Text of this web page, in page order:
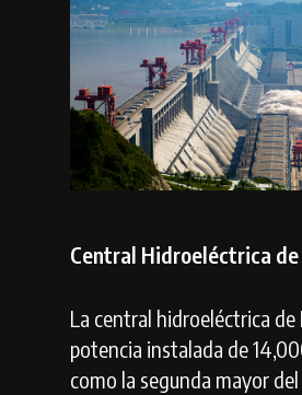
Central Hidroeléctrica
La central hidroeléctrica de
potencia instalada de
como la segunda mayor